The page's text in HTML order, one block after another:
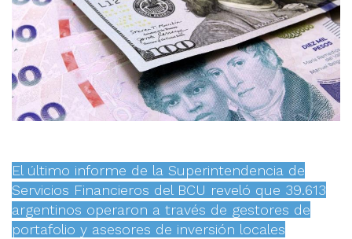
El último informe de la Superintendencia de
Servicios Financieros del BCU reveló que 39.613
argentinos operaron a través de gestores de
portafolio y asesores de inversión locales